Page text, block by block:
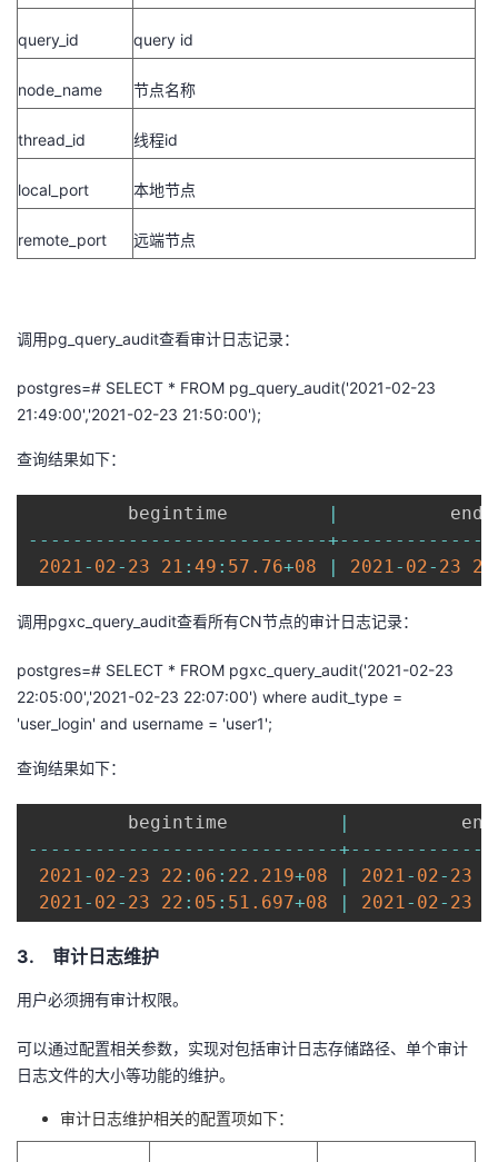
query_id query id
node_name 节点名称
thread_id 线程id
local_port 本地节点
remote_port 远端节点
调用pg_query_audit查看审计日志记录：
postgres=# SELECT * FROM pg_query_audit('2021-02-23
21:49:00','2021-02-23 21:50:00');
查询结果如下：
         begintime
|
-- -- -- -- -- -- -- -- -- -- -- -- -- -+-- -- -- -- -- -- --
2021- 02- 23 21 : 49 : 57.76+08 | 2021- 02- 23 21
调用pgxc_query_audit查看所有CN节点的审计日志记录：
postgres=# SELECT * FROM pgxc_query_audit('2021-02-23
22:05:00','2021-02-23 22:07:00') where audit_type =
'user_login' and username = 'user1';
查询结果如下：
         begintime
|
-- -- -- -- -- -- -- -- -- -- -- -- -- --+-- -- -- -- -- --
2021- 02- 23 22 : 06 : 22.219+08 | 2021- 02- 23
2021- 02- 23 22 : 05 : 51.697+08 | 2021- 02- 23
3. 审计日志维护
用户必须拥有审计权限。
可以通过配置相关参数，实现对包括审计日志存储路径、单个审计
日志文件的大小等功能的维护。
审计日志维护相关的配置项如下：